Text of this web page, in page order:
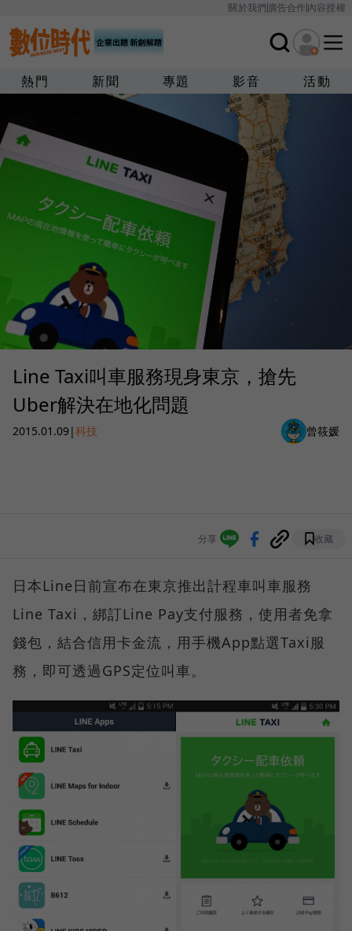
關於我們廣告合作內容授權
熱門 新聞 專題 影音 活動
Line Taxi叫車服務現身東京，搶先
Uber解決在地化問題
2015.01.09|科技 曾筱媛
分享 收藏
日本Line日前宣布在東京推出計程車叫車服務
Line Taxi，綁訂Line Pay支付服務，使用者免拿
錢包，結合信用卡金流，用手機App點選Taxi服
務，即可透過GPS定位叫車。